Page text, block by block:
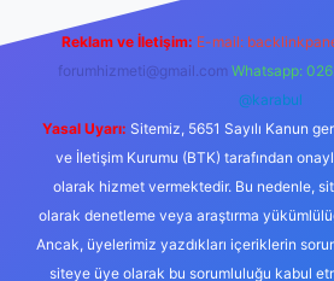
Reklam ve İletişim: E-mail:
forumhizmeti@gmail.com Whatsapp:
@karabul
Yasal Uyarı: Sitemiz, 5651 Sayılı Kanun
ve İletişim Kurumu (BTK) tarafından
olarak hizmet vermektedir. Bu nedenle,
olarak denetleme veya araştırma
Ancak, üyelerimiz yazdıkları içeriklerin
siteye üye olarak bu sorumluluğu kabul